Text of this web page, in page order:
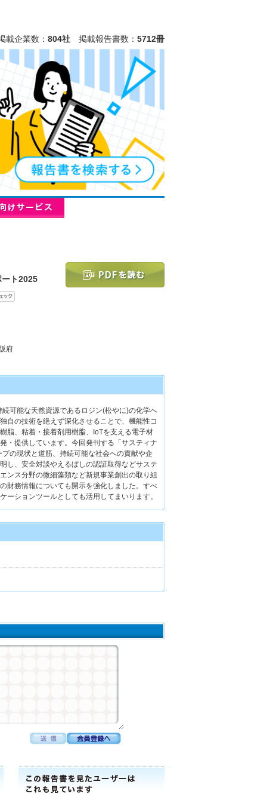
載企業数： 804社 掲載報告書数： 5712冊
ト2025
府
可能な天然資源であるロジン(松やに)の化学へ
自の技術を絶えず深化させることで、機能性コ
脂、粘着・接着剤用樹脂、IoTを支える電子材
・提供しています。今回発刊する「サスティナ
の現状と道筋、持続可能な社会への貢献や企
し、安全対談やえるぼしの認証取得などサステ
ンス分野の微細藻類など新規事業創出の取り組
財務情報についても開示を強化しました。すべ
ーションツールとしても活用してまいります。